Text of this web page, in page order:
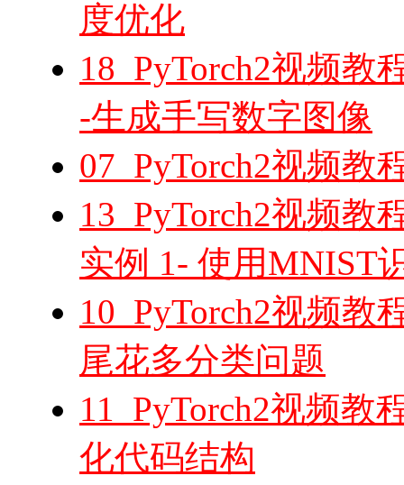
度优化
18_PyTorch2视频教
-生成手写数字图像
07_PyTorch2视频教
13_PyTorch2视频教
实例 1- 使用MNIST
10_PyTorch2视频教
尾花多分类问题
11_PyTorch2视频教
化代码结构